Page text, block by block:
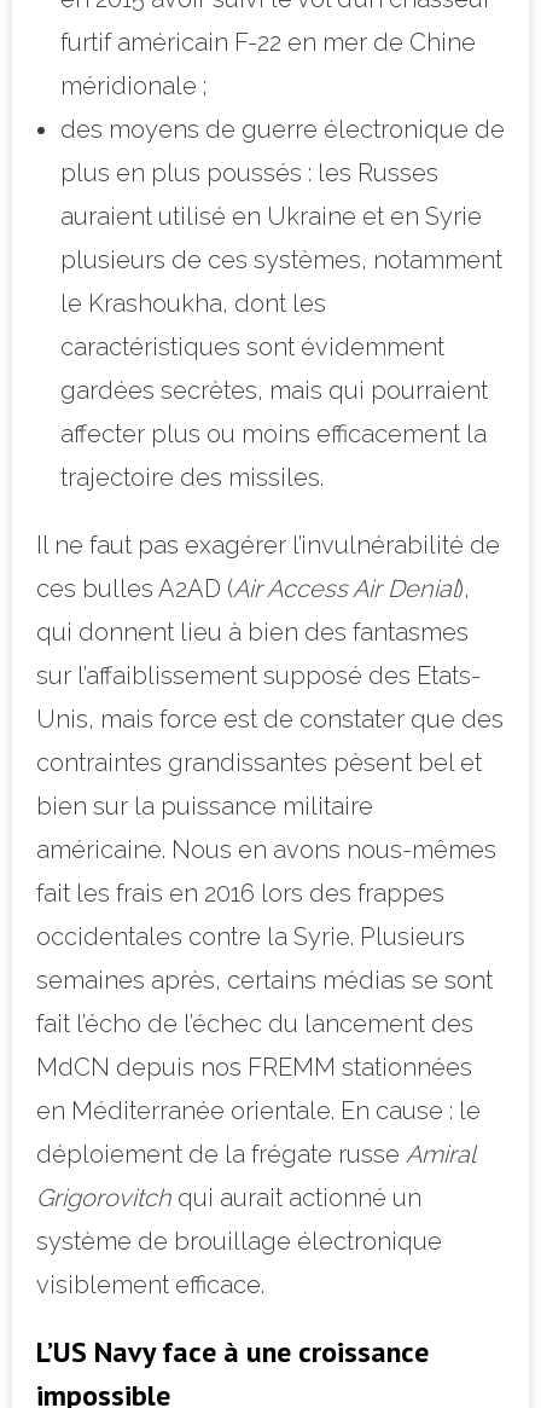
furtif américain F-22 en mer de Chine
méridionale ;
des moyens de guerre électronique de
plus en plus poussés : les Russes
auraient utilisé en Ukraine et en Syrie
plusieurs de ces systèmes, notamment
le Krashoukha, dont les
caractéristiques sont évidemment
gardées secrètes, mais qui pourraient
affecter plus ou moins efficacement la
trajectoire des missiles.
Il ne faut pas exagérer l’invulnérabilité de
ces bulles A2AD (Air Access Air Denial),
qui donnent lieu à bien des fantasmes
sur l’affaiblissement supposé des Etats-
Unis, mais force est de constater que des
contraintes grandissantes pèsent bel et
bien sur la puissance militaire
américaine. Nous en avons nous-mêmes
fait les frais en 2016 lors des frappes
occidentales contre la Syrie. Plusieurs
semaines après, certains médias se sont
fait l’écho de l’échec du lancement des
MdCN depuis nos FREMM stationnées
en Méditerranée orientale. En cause : le
déploiement de la frégate russe Amiral
Grigorovitch qui aurait actionné un
système de brouillage électronique
visiblement efficace.
L’US Navy face à une croissance
impossible